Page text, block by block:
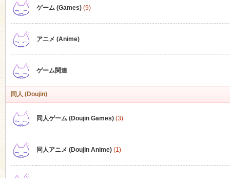
ゲーム (Games)(9)
アニメ (Anime)
ゲーム関連
同人 (Doujin)
同人ゲーム (Doujin Games)(3)
同人アニメ (Doujin Anime)(1)